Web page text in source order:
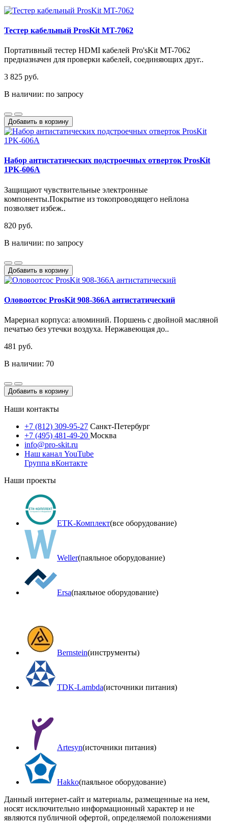
Тестер кабельный ProsKit MT-7062
Портативный тестер HDMI кабелей Pro'sKit MT-7062
предназначен для проверки кабелей, соединяющих друг..
3 825 руб.
В наличии: по запросу
Добавить в корзину
Набор антистатических подстроечных отверток ProsKit
1PK-606A
Защищают чувствительные электронные
компоненты.Покрытие из токопроводящего нейлона
позволяет избеж..
820 руб.
В наличии: по запросу
Добавить в корзину
Оловоотсос ProsKit 908-366A антистатический
Марериал корпуса: алюминий. Поршень с двойной масляной
печатью без утечки воздуха. Нержавеющая до..
481 руб.
В наличии: 70
Добавить в корзину
Наши контакты
+7 (812) 309-95-27 Санкт-Петербург
+7 (495) 481-49-20 Москва
info@pro-skit.ru
Наш канал YouTube
Группа вКонтакте
Наши проекты
ETK-Комплект(все оборудование)
Weller(паяльное оборудование)
Ersa(паяльное оборудование)
Bernstein(инструменты)
TDK-Lambda(источники питания)
Artesyn(источники питания)
Hakko(паяльное оборудование)
Данный интернет-сайт и материалы, размещенные на нем,
носят исключительно информационный характер и не
являются публичной офертой, определяемой положениями